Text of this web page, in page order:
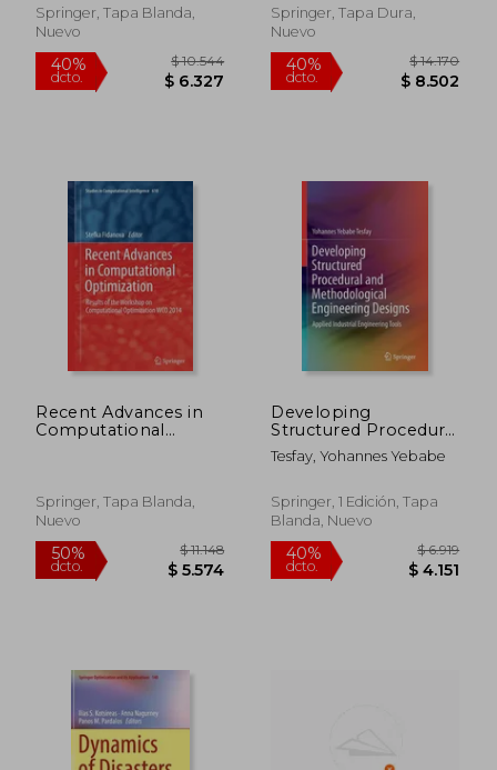
40%
dcto.
40%
dcto.
Springer, Tapa Blanda,
Nuevo
Springer, Tapa Dura,
Nuevo
Recent Advances in
Computational
Optimization WCO
2014 (Studies in
Intelligence)
Springer, Tapa Blanda,
Nuevo
Developing
Structured Procedural
and Methodological
Engineering Designs:
Engineering Tools
(en Inglés)
Tesfay, Yohannes Yebabe
Springer, 1 Edición, Tapa
Blanda, Nuevo